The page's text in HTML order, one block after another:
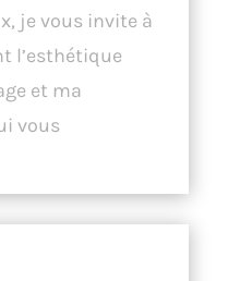
je vous invite à
l’esthétique
et ma
vous